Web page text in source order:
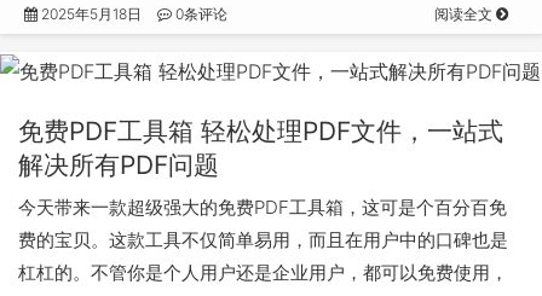
2025年5月18日 0条评论 阅读全文
免费PDF工具箱 轻松处理PDF文件，一站式
解决所有PDF问题
今天带来一款超级强大的免费PDF工具箱，这可是个百分百免
费的宝贝。这款工具不仅简单易用，而且在用户中的口碑也是
杠杠的。不管你是个人用户还是企业用户，都可以免费使用，